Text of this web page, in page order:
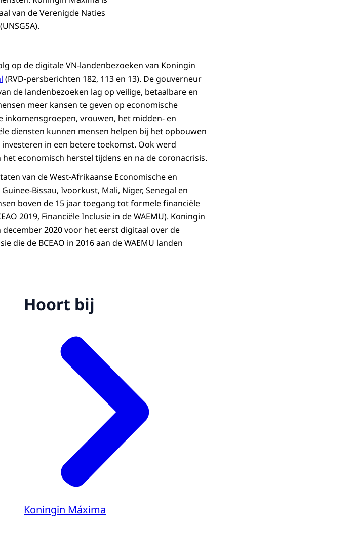
van de Verenigde Naties
op de digitale VN-landenbezoeken van Koningin
(RVD-persberichten 182, 113 en 13). De gouverneur
de landenbezoeken lag op veilige, betaalbare en
meer kansen te geven op economische
vrouwen, het midden- en
diensten kunnen mensen helpen bij het opbouwen
in een betere toekomst. Ook werd
economisch herstel tijdens en na de coronacrisis.
van de West-Afrikaanse Economische en
Bissau, Ivoorkust, Mali, Niger, Senegal en
boven de 15 jaar toegang tot formele financiële
2019, Financiële Inclusie in de WAEMU). Koningin
2020 voor het eerst digitaal over de
die de BCEAO in 2016 aan de WAEMU landen
Hoort bij
Koningin Máxima